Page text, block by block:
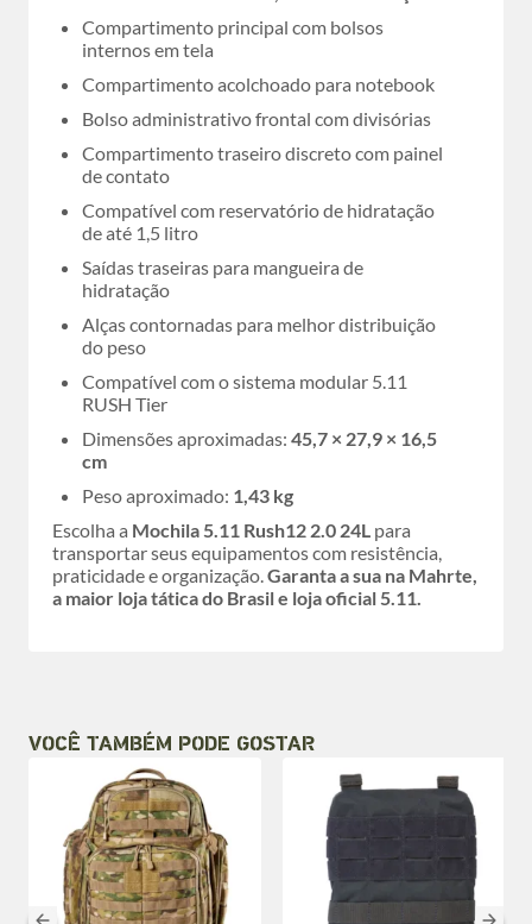
Compartimento principal com bolsos
internos em tela
Compartimento acolchoado para notebook
Bolso administrativo frontal com divisórias
Compartimento traseiro discreto com painel
de contato
Compatível com reservatório de hidratação
de até 1,5 litro
Saídas traseiras para mangueira de
hidratação
Alças contornadas para melhor distribuição
do peso
Compatível com o sistema modular 5.11
RUSH Tier
Dimensões aproximadas: 45,7 × 27,9 × 16,5
cm
Peso aproximado: 1,43 kg
Escolha a Mochila 5.11 Rush12 2.0 24L para
transportar seus equipamentos com resistência,
praticidade e organização.Garanta a sua na Mahrte,
a maior loja tática do Brasil e loja oficial 5.11.
VOCÊ TAMBÉM PODE GOSTAR